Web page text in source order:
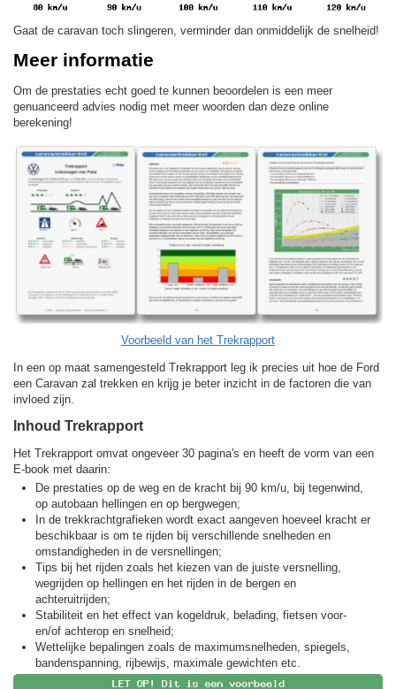
Gaat de caravan toch slingeren, verminder dan onmiddelijk de snelheid!
Meer informatie
Om de prestaties echt goed te kunnen beoordelen is een meer
genuanceerd advies nodig met meer woorden dan deze online
berekening!
Voorbeeld van het Trekrapport
In een op maat samengesteld Trekrapport leg ik precies uit hoe de Ford
een Caravan zal trekken en krijg je beter inzicht in de factoren die van
invloed zijn.
Inhoud Trekrapport
Het Trekrapport omvat ongeveer 30 pagina's en heeft de vorm van een
E-book met daarin:
De prestaties op de weg en de kracht bij 90 km/u, bij tegenwind,
op autobaan hellingen en op bergwegen;
In de trekkracht­grafieken wordt exact aangeven hoeveel kracht er
beschikbaar is om te rijden bij verschillende snelheden en
omstandigheden in de versnellingen;
Tips bij het rijden zoals het kiezen van de juiste versnelling,
wegrijden op hellingen en het rijden in de bergen en
achteruitrijden;
Stabiliteit en het effect van kogeldruk, belading, fietsen voor-
en/of achterop en snelheid;
Wettelijke bepalingen zoals de maximumsnelheden, spiegels,
bandenspanning, rijbewijs, maximale gewichten etc.